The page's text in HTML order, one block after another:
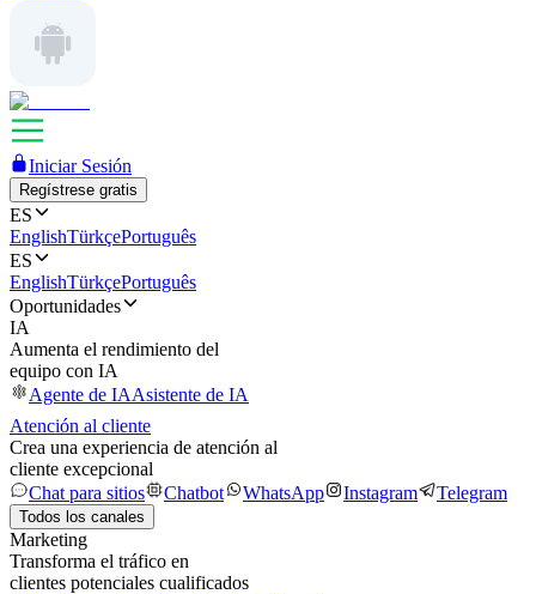
Iniciar Sesión
Regístrese gratis
ES
EnglishTürkçePortuguês
ES
EnglishTürkçePortuguês
Oportunidades
IA
Aumenta el rendimiento del
equipo con IA
Agente de IAAsistente de IA
Atención al cliente
Crea una experiencia de atención al
cliente excepcional
Chat para sitios
Chatbot WhatsApp Instagram Telegram
Todos los canales
Marketing
Transforma el tráfico en
clientes potenciales cualificados